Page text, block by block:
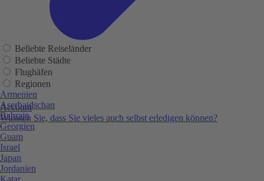
Account
Wussten Sie, dass Sie vieles auch selbst erledigen können?
Beliebte Reiseländer
Beliebte Städte
Flughäfen
Regionen
Armenien
Aserbaidschan
Bahrain
Georgien
Guam
Israel
Japan
Jordanien
Katar